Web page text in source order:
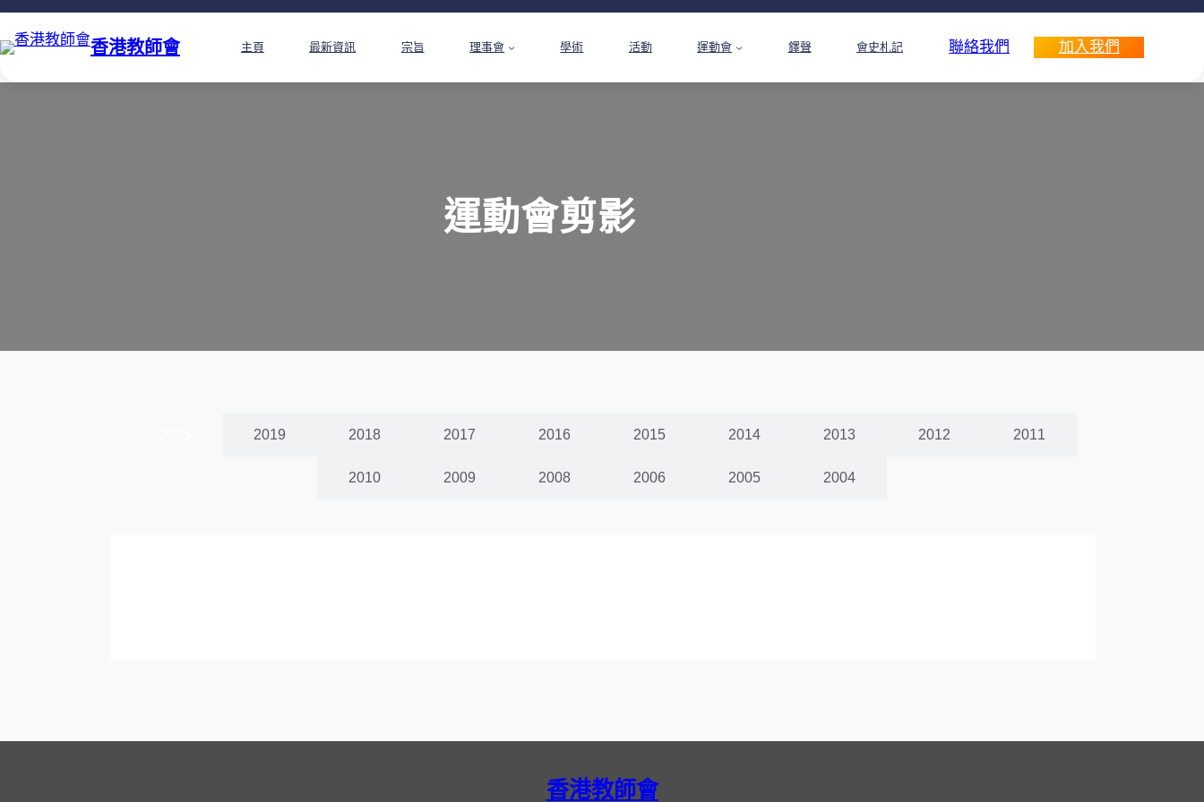
香港教師會 主頁 最新資訊 宗旨 理事會 學術 活動 運動會 鐸聲 會史札記 聯絡我們 加入我們
運動會剪影
2019 2018 2017 2016 2015 2014 2013 2012 2011
2010 2009 2008 2006 2005 2004
香港教師會